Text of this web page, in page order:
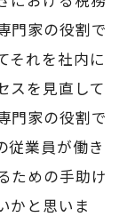
門家の役割で
それを社内に
スを見直して
門家の役割で
従業員が働き
ための手助け
かと思いま